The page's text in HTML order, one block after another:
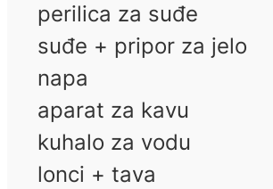
perilica za suđe
suđe + pripor za jelo
napa
aparat za kavu
kuhalo za vodu
lonci + tava